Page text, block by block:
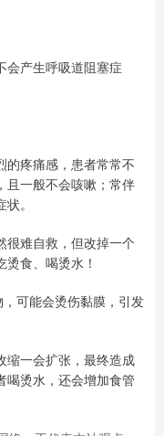
会产生呼吸道阻塞症
的疼痛感，患者常常不
且一般不会咳嗽；常伴
。
很难自救，但改掉一个
食、喝烫水！
可能会烫伤黏膜，引发
缩一会扩张，最终造成
喝烫水，还会增加食管